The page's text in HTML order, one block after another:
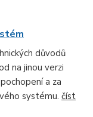
důvodů
na jinou verzi
a za
systému. číst